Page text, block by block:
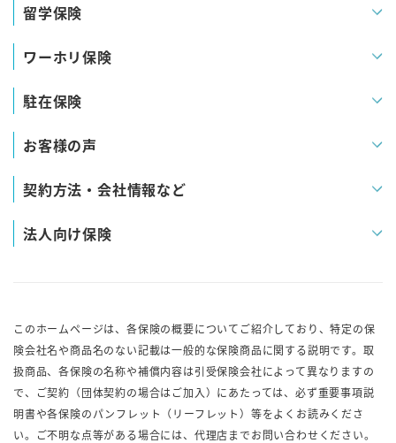
留学保険
ワーホリ保険
駐在保険
お客様の声
契約方法・会社情報など
法人向け保険
このホームページは、各保険の概要についてご紹介しており、特定の保
険会社名や商品名のない記載は一般的な保険商品に関する説明です。取
扱商品、各保険の名称や補償内容は引受保険会社によって異なりますの
で、ご契約（団体契約の場合はご加入）にあたっては、必ず重要事項説
明書や各保険のパンフレット（リーフレット）等をよくお読みくださ
い。ご不明な点等がある場合には、代理店までお問い合わせください。